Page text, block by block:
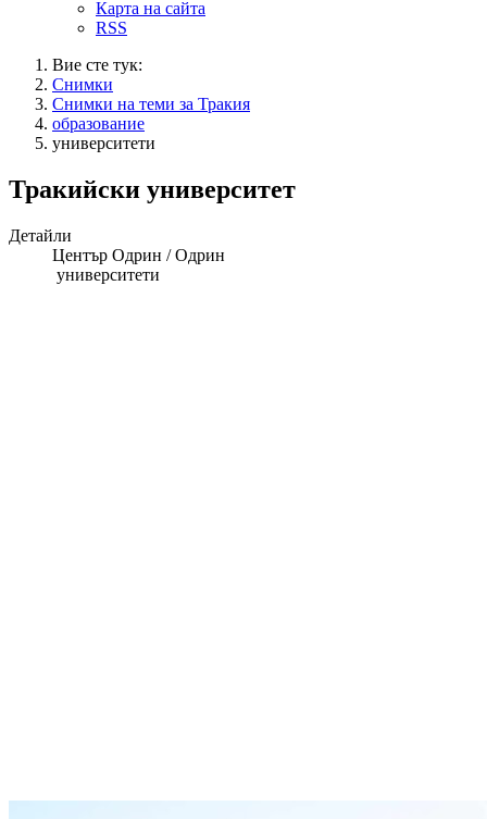
Карта на сайта
RSS
Вие сте тук:
Снимки
Снимки на теми за Тракия
образование
университети
Тракийски университет
Детайли
Център Одрин / Одрин
университети